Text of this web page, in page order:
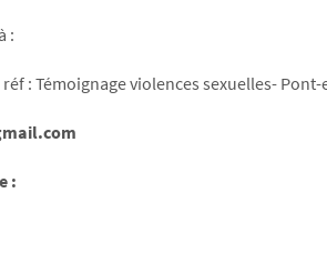
:
: Témoignage violences sexuelles-
: